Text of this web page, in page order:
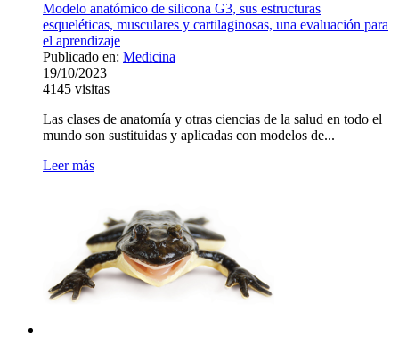
Modelo anatómico de silicona G3, sus estructuras
esqueléticas, musculares y cartilaginosas, una evaluación para
el aprendizaje
Publicado en: Medicina
19/10/2023
4145 visitas
Las clases de anatomía y otras ciencias de la salud en todo el
mundo son sustituidas y aplicadas con modelos de...
Leer más